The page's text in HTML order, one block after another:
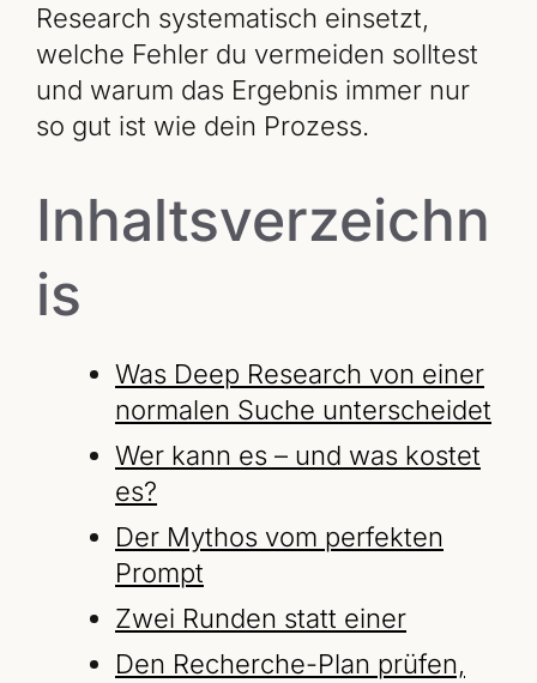
Research systematisch einsetzt,
welche Fehler du vermeiden solltest
und warum das Ergebnis immer nur
so gut ist wie dein Prozess.
Inhaltsverzeichn
is
Was Deep Research von einer
normalen Suche unterscheidet
Wer kann es – und was kostet
es?
Der Mythos vom perfekten
Prompt
Zwei Runden statt einer
Den Recherche-Plan prüfen,